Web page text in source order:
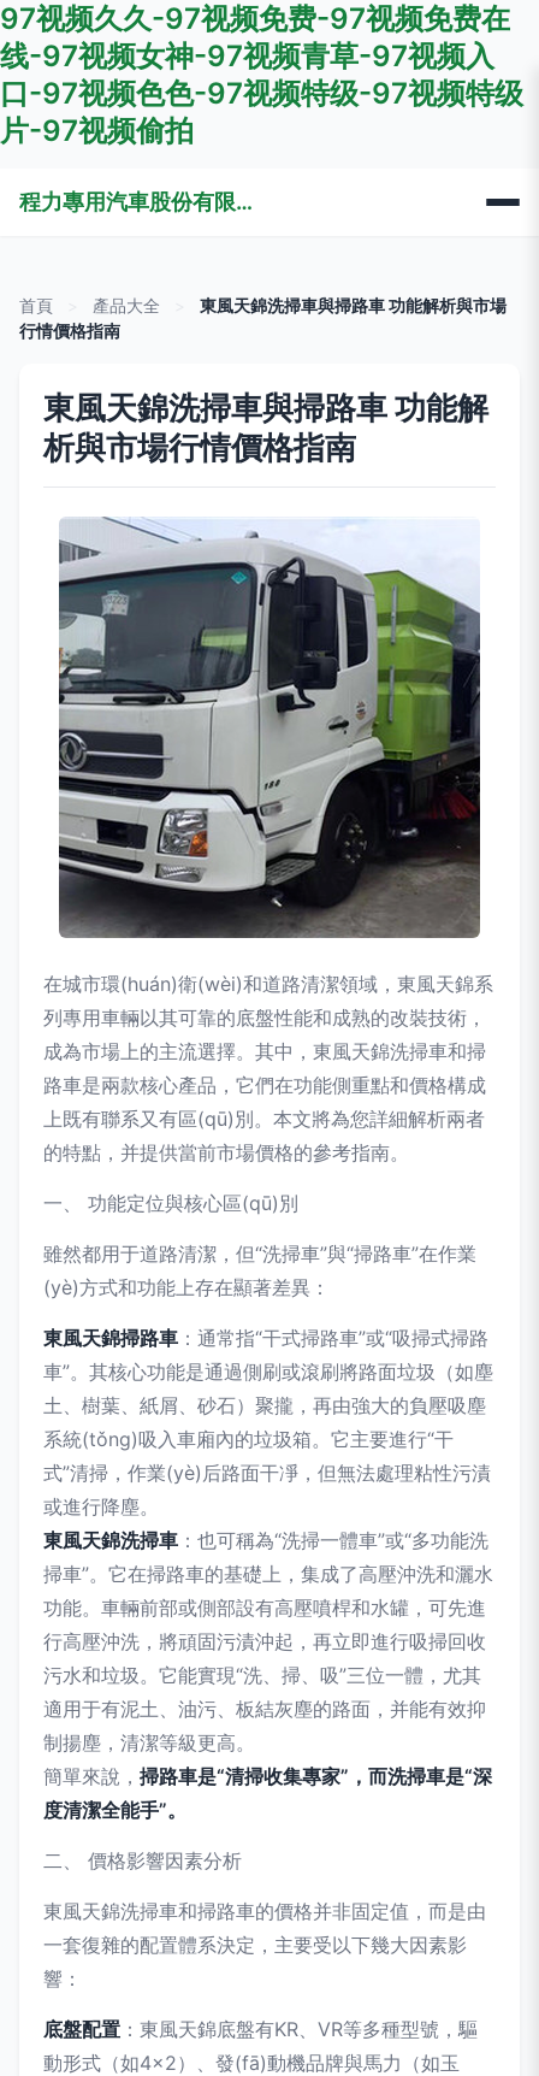
97视频久久-97视频免费-97视频免费在
线-97视频女神-97视频青草-97视频入
口-97视频色色-97视频特级-97视频特级
片-97视频偷拍
程力專用汽車股份有限公司銷售十三分公司
首頁 產品大全
東風天錦洗掃車與掃路車 功能解析與市場
行情價格指南
東風天錦洗掃車與掃路車 功能解
析與市場行情價格指南
在城市環(huán)衛(wèi)和道路清潔領域，東風天錦系
列專用車輛以其可靠的底盤性能和成熟的改裝技術，
成為市場上的主流選擇。其中，東風天錦洗掃車和掃
路車是兩款核心產品，它們在功能側重點和價格構成
上既有聯系又有區(qū)別。本文將為您詳細解析兩者
的特點，并提供當前市場價格的參考指南。
一、 功能定位與核心區(qū)別
雖然都用于道路清潔，但“洗掃車”與“掃路車”在作業
(yè)方式和功能上存在顯著差異：
東風天錦掃路車 ：通常指“干式掃路車”或“吸掃式掃路
車”。其核心功能是通過側刷或滾刷將路面垃圾（如塵
土、樹葉、紙屑、砂石）聚攏，再由強大的負壓吸塵
系統(tǒng)吸入車廂內的垃圾箱。它主要進行“干
式”清掃，作業(yè)后路面干凈，但無法處理粘性污漬
或進行降塵。
東風天錦洗掃車 ：也可稱為“洗掃一體車”或“多功能洗
掃車”。它在掃路車的基礎上，集成了高壓沖洗和灑水
功能。車輛前部或側部設有高壓噴桿和水罐，可先進
行高壓沖洗，將頑固污漬沖起，再立即進行吸掃回收
污水和垃圾。它能實現“洗、掃、吸”三位一體，尤其
適用于有泥土、油污、板結灰塵的路面，并能有效抑
制揚塵，清潔等級更高。
簡單來說， 掃路車是“清掃收集專家”，而洗掃車是“深
度清潔全能手”。
二、 價格影響因素分析
東風天錦洗掃車和掃路車的價格并非固定值，而是由
一套復雜的配置體系決定，主要受以下幾大因素影
響：
底盤配置 ：東風天錦底盤有KR、VR等多種型號，驅
動形式（如4×2）、發(fā)動機品牌與馬力（如玉